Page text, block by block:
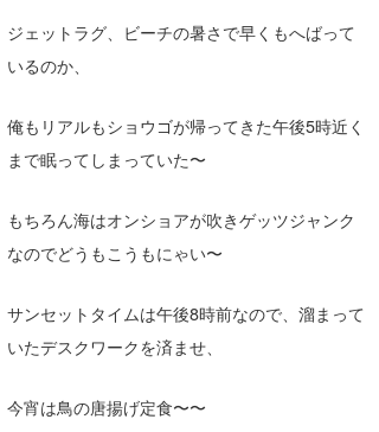
ジェットラグ、ビーチの暑さで早くもへばって
いるのか、
俺もリアルもショウゴが帰ってきた午後5時近く
まで眠ってしまっていた〜
もちろん海はオンショアが吹きゲッツジャンク
なのでどうもこうもにゃい〜
サンセットタイムは午後8時前なので、溜まって
いたデスクワークを済ませ、
今宵は鳥の唐揚げ定食〜〜
YUKI☆
上田純子